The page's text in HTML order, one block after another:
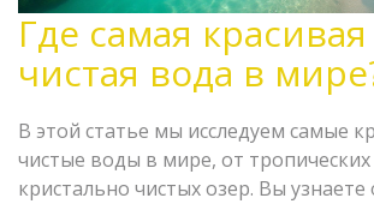
Где самая
чистая вода в
В этой статье мы исследуем самые
чистые воды в мире, от
кристально чистых озер. Вы